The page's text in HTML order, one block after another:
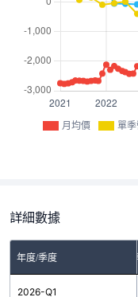
月均價 單
詳細數據
年度/季度
2026-Q1